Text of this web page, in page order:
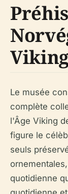
Le musée
complète
l'Âge Viking
figure le
seuls
quotidienne